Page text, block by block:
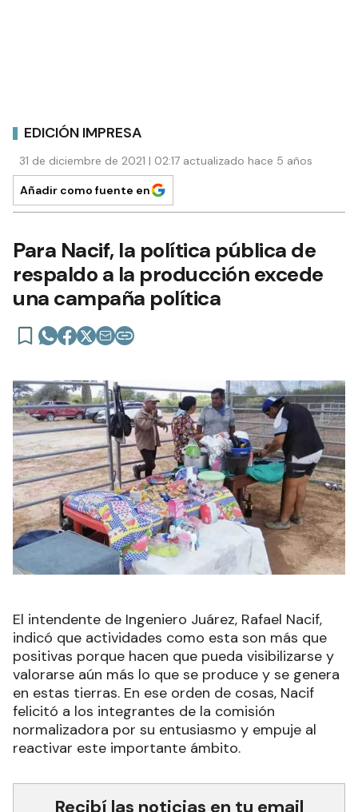
EDICIÓN IMPRESA
31 de diciembre de 2021 | 02:17 actualizado hace 5 años
Añadir como fuente en
Para Nacif, la política pública de
respaldo a la producción excede
una campaña política
El intendente de Ingeniero Juárez, Rafael Nacif,
indicó que actividades como esta son más que
positivas porque hacen que pueda visibilizarse y
valorarse aún más lo que se produce y se genera
en estas tierras. En ese orden de cosas, Nacif
felicitó a los integrantes de la comisión
normalizadora por su entusiasmo y empuje al
reactivar este importante ámbito.
Recibí las noticias en tu email